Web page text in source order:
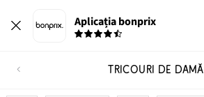
Aplicația bonprix
TRICOURI DE DAMĂ